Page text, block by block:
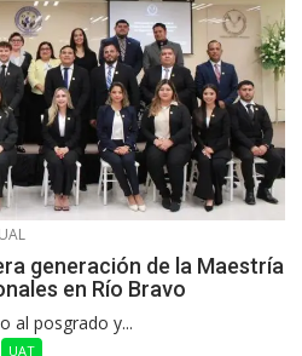
generación de la Maestría
en Río Bravo
al posgrado y...
UAT